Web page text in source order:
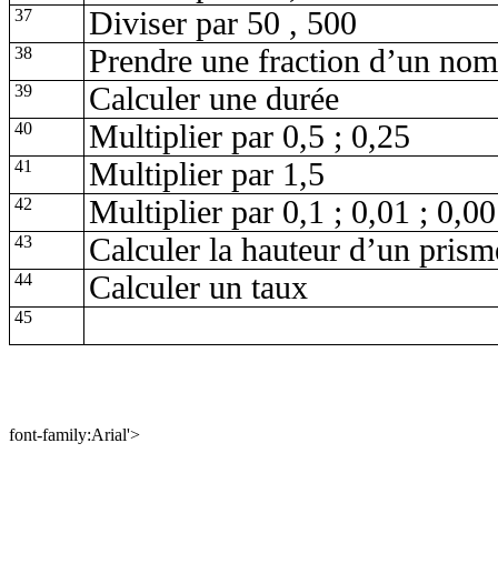
37 Diviser par 50 , 500
38 Prendre une fraction d’un
39 Calculer une durée
40 Multiplier par 0,5 ; 0,25
41 Multiplier par 1,5
42 Multiplier par 0,1 ; 0,01 ;
43 Calculer la hauteur d’un
44 Calculer un taux
45
font-family:Arial'>